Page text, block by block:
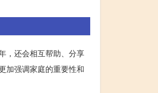
，还会相互帮助、分享
加强调家庭的重要性和